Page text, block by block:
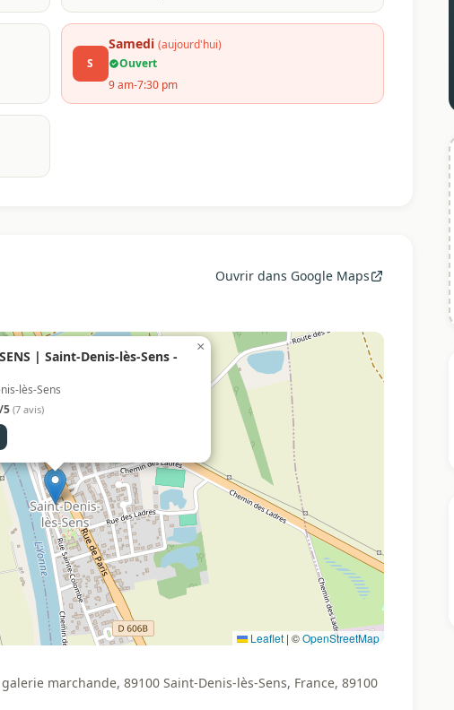
S
Samedi (aujourd'hui)
Ouvert
9 am-7:30 pm
Ouvrir dans Google Maps
| Saint-Denis-lès-Sens -
lès-Sens
5 (7 avis)
×
Leaflet | ©OpenStreetMap
galerie marchande, 89100 Saint-Denis-lès-Sens, France, 89100